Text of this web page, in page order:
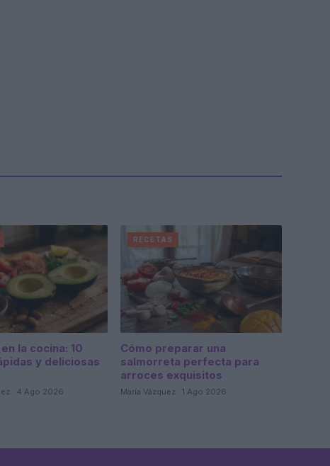
la cocina: 10
y deliciosas
· 4 Ago 2026
RECETAS
Cómo preparar una
salmorreta perfecta para
arroces exquisitos
María Vázquez · 1 Ago 2026